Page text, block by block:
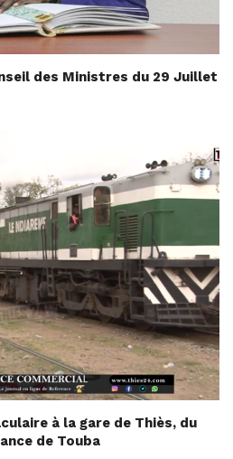
des Ministres du 29 Juillet
à la gare de Thiès, du
de Touba